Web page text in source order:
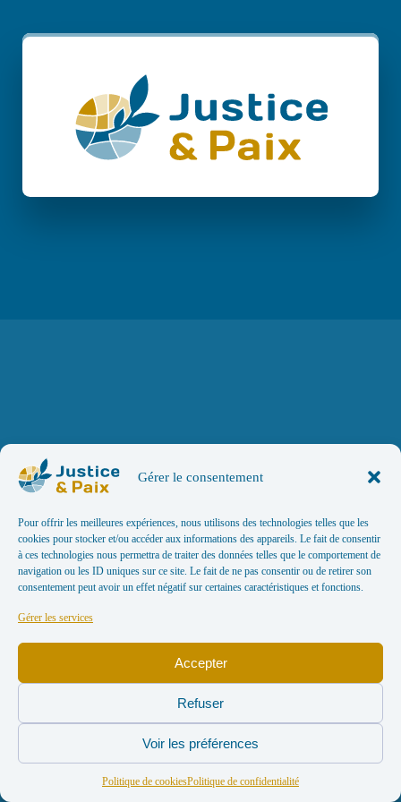
Gérer le consentement
Pour offrir les meilleures expériences, nous utilisons des technologies telles que les
cookies pour stocker et/ou accéder aux informations des appareils. Le fait de consentir
à ces technologies nous permettra de traiter des données telles que le comportement de
navigation ou les ID uniques sur ce site. Le fait de ne pas consentir ou de retirer son
consentement peut avoir un effet négatif sur certaines caractéristiques et fonctions.
Gérer les services
Accepter
Refuser
Voir les préférences
Politique de cookiesPolitique de confidentialité